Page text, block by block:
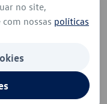
no site,
nossas políticas